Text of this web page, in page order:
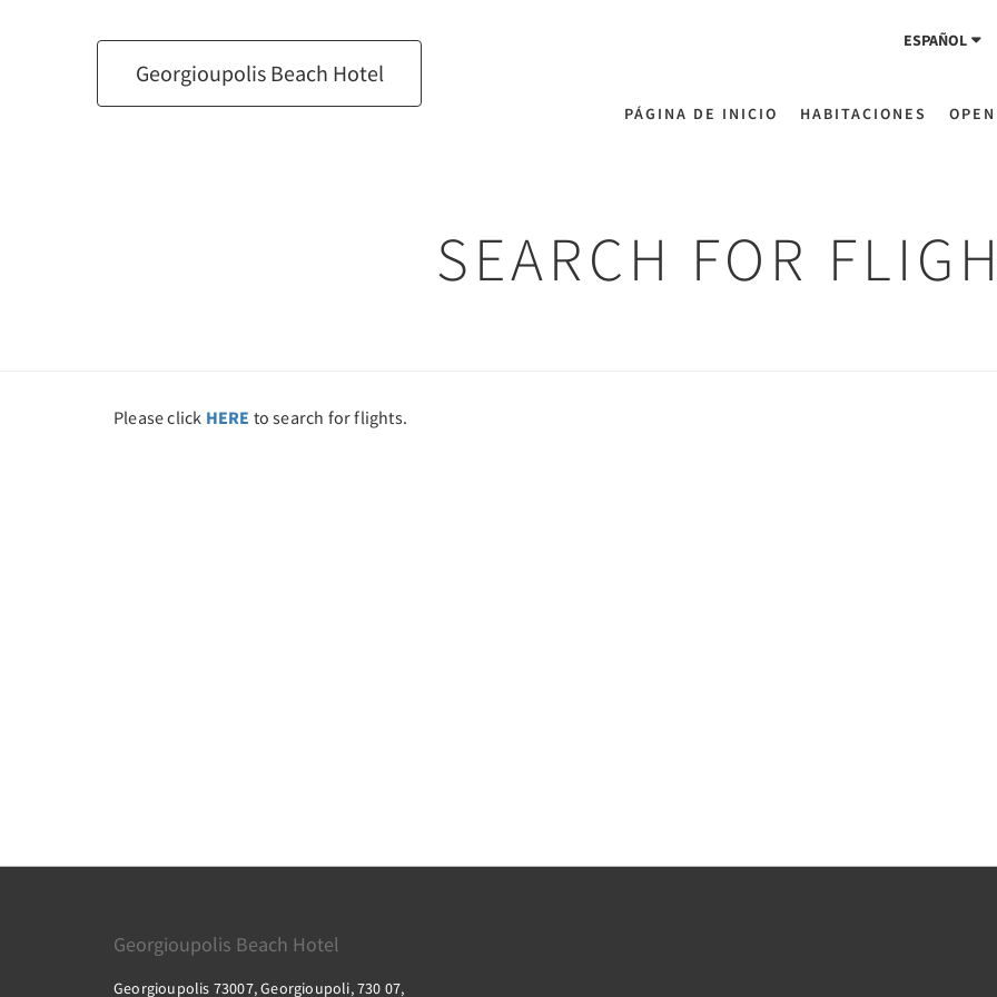
Georgioupolis Beach Hotel
ESPAÑOL
PÁGINA DE INICIO HABITACIONES
SEARCH FOR
Please click HERE to search for flights.
Georgioupolis Beach Hotel
Georgioupolis 73007, Georgioupoli, 730 07,